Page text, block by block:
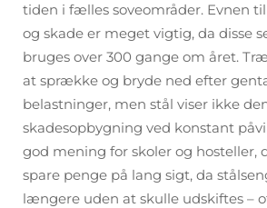
tiden i fælles soveområder. Evnen
og skade er meget vigtig, da disse
bruges over 300 gange om året.
at sprække og bryde ned efter
belastninger, men stål viser ikke
skadesopbygning ved konstant
god mening for skoler og hosteller,
spare penge på lang sigt, da
længere uden at skulle udskiftes –